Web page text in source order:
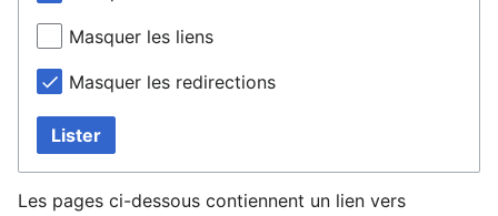
Masquer les liens
Masquer les redirections
Lister
Les pages ci-dessous contiennent un lien vers